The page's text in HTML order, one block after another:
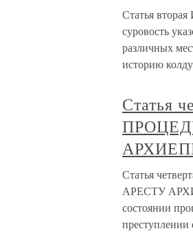
Статья
суровость
различных
историю
Статья
Статья
АРЕСТУ
состоянии
преступлении